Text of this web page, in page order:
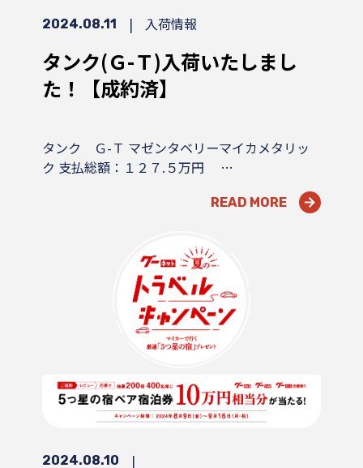
2024.08.11 | 入荷情報
タンク(Ｇ-Ｔ)入荷いたしまし
た！【成約済】
タンク Ｇ-Ｔ マゼンタベリーマイカメタリッ
ク 支払総額：１２７.５万円 …
READ MORE
2024.08.10 |